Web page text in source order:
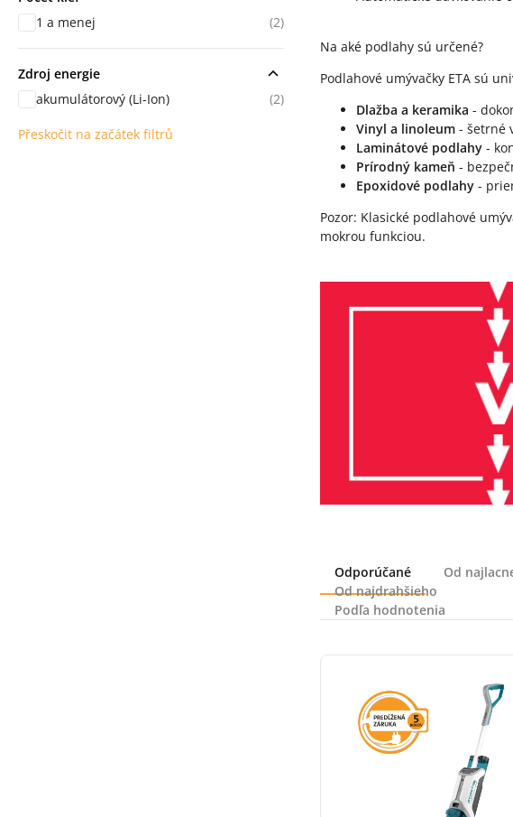
Na aké podlahy sú určené?
Podlahové umývačky ETA sú
Dlažba a keramika -
Vinyl a linoleum - šetrné
Laminátové podlahy -
Prírodný kameň -
Epoxidové podlahy -
Pozor: Klasické podlahové
mokrou funkciou.
Radenie
Odporúčané
Od
Od najdrahšieho
Podľa hodnotenia
1 a menej
(2)
Zdroj energie
akumulátorový (Li-Ion)
(2)
Přeskočit na začátek filtrů